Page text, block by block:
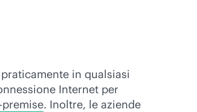
in qualsiasi
Internet per
. Inoltre, le aziende